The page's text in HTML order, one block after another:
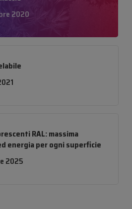
2020
RAL: massima
energia per ogni superficie
2025